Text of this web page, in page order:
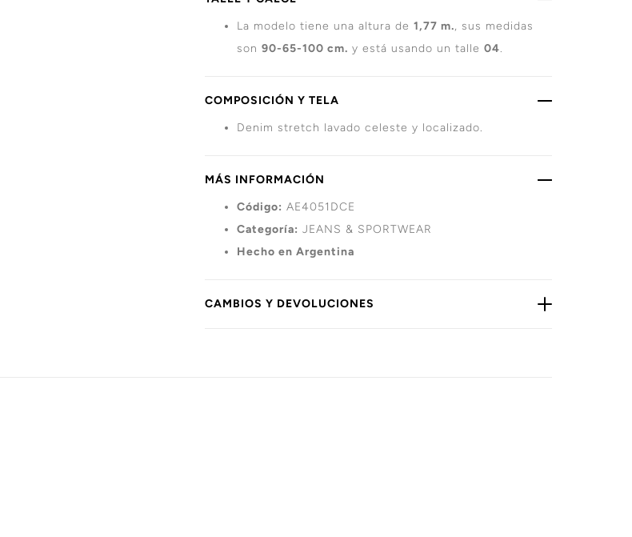
La modelo tiene una altura de 1,77 m., sus medidas
son 90-65-100 cm. y está usando un talle 04.
COMPOSICIÓN Y TELA
Denim stretch lavado celeste y localizado.
MÁS INFORMACIÓN
Código: AE4051DCE
Categoría: JEANS & SPORTWEAR
Hecho en Argentina
CAMBIOS Y DEVOLUCIONES